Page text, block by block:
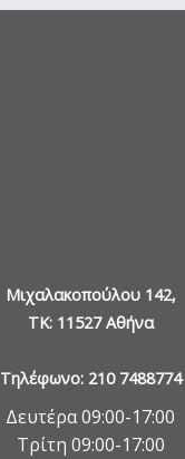
Μιχαλακοπούλου 142,
TK: 11527 Αθήνα
Τηλέφωνο: 210 7488774
Δευτέρα 09:00-17:00
Τρίτη 09:00-17:00